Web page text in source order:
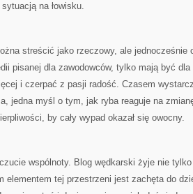
na łowisku.
streścić jako rzeczowy, ale jednocześnie
pisanej dla zawodowców, tylko mają być
i czerpać z pasji radość. Czasem
jedna myśl o tym, jak ryba reaguje na
by cały wypad okazał się owocny.
wspólnoty. Blog wędkarski żyje nie
elementem tej przestrzeni jest zachęta do